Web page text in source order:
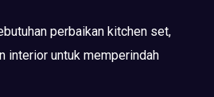
perbaikan kitchen set,
interior untuk memperindah